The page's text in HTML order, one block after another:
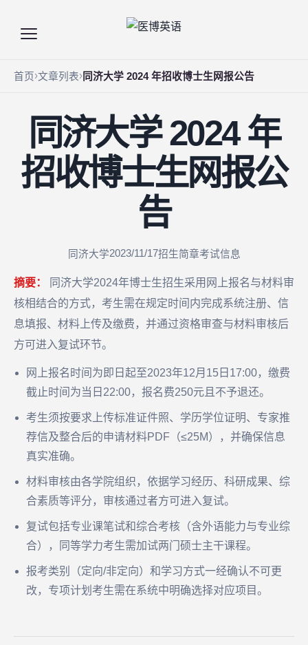
首页 文章列表 同济大学 2024 年招收博士生网报公告
同济大学 2024 年
招收博士生网报公
告
同济大学2023/11/17招生简章考试信息
摘要：
同济大学2024年博士生招生采用网上报名与材料审
核相结合的方式，考生需在规定时间内完成系统注册、信
息填报、材料上传及缴费，并通过资格审查与材料审核后
方可进入复试环节。
网上报名时间为即日起至2023年12月15日17:00，缴费
截止时间为当日22:00，报名费250元且不予退还。
考生须按要求上传标准证件照、学历学位证明、专家推
荐信及整合后的申请材料PDF（≤25M），并确保信息
真实准确。
材料审核由各学院组织，依据学习经历、科研成果、综
合素质等评分，审核通过者方可进入复试。
复试包括专业课笔试和综合考核（含外语能力与专业综
合），同等学力考生需加试两门硕士主干课程。
报考类别（定向/非定向）和学习方式一经确认不可更
改，专项计划考生需在系统中明确选择对应项目。